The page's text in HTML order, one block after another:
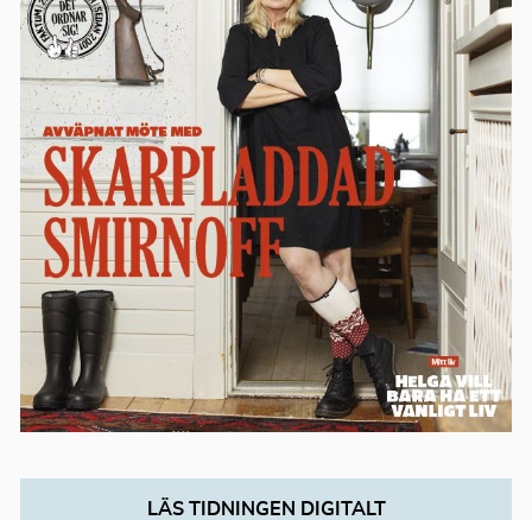
LÄS TIDNINGEN DIGITALT